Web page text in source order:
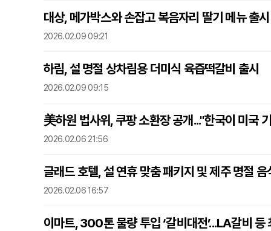
대상, 메가박스와 손잡고 복음자리 딸기 메뉴 출시
2026.02.09 09:21
하림, 설 명절 상차림용 더미식 육즙떡갈비 출시
2026.02.09 09:15
美하원 법사위, 쿠팡 소환장 공개..."한국이 미국
2026.02.06 21:56
글래드 호텔, 설 연휴 맞춤 패키지 및 제주 명절 음
2026.02.06 16:57
이마트, 300톤 물량 투입 ‘갈비대전’...LA갈비